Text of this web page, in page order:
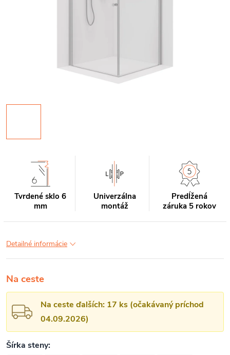
Tvrdené sklo 6
mm
Univerzálna
montáž
Predĺžená
záruka 5 rokov
Detailné informácie
Na ceste
Na ceste ďalších: 17 ks (očakávaný príchod
04.09.2026)